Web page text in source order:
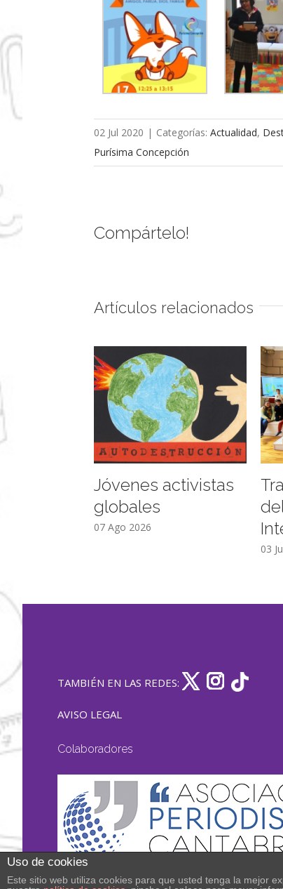
02 Jul 2020 | Categorías:Actualidad,
Purísima Concepción
Compártelo!
Artículos relacionados
Jóvenes activistas
globales
07 Ago 2026
03
TAMBIÉN EN LAS REDES:
AVISO LEGAL
Colaboradores
Uso de cookies
Este sitio web utiliza cookies para que usted tenga la mejor